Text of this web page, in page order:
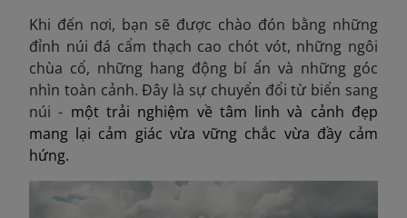
Khi đến nơi, bạn sẽ được chào đón bằng những
đỉnh núi đá cẩm thạch cao chót vót, những ngôi
chùa cổ, những hang động bí ẩn và những góc
nhìn toàn cảnh. Đây là sự chuyển đổi từ biển sang
núi - một trải nghiệm về tâm linh và cảnh đẹp
mang lại cảm giác vừa vững chắc vừa đầy cảm
hứng.